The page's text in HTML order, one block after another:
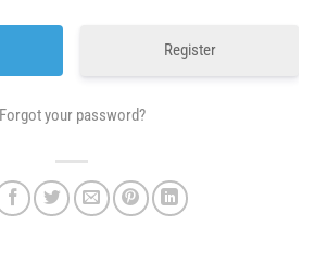
Register
Forgot your password?